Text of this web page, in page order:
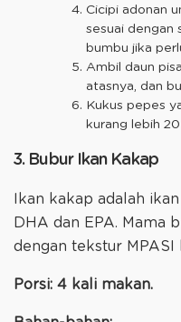
Cicipi adonan
sesuai dengan
bumbu jika
Ambil daun
atasnya, dan
Kukus pepes
kurang lebih
3. Bubur Ikan Kakap
Ikan kakap adalah
DHA dan EPA. Mama
dengan tekstur MPASI
Porsi: 4 kali makan.